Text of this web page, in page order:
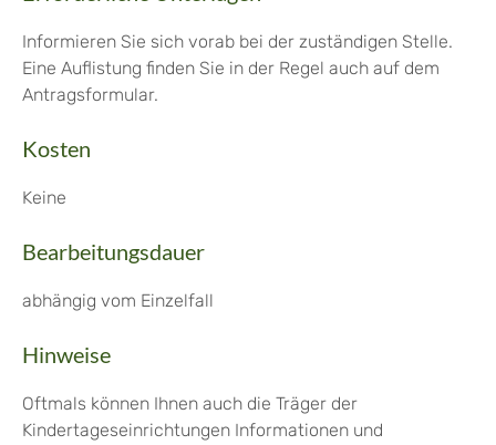
Informieren Sie sich vorab bei der zuständigen Stelle.
Eine Auflistung finden Sie in der Regel auch auf dem
Antragsformular.
Kosten
Keine
Bearbeitungsdauer
abhängig vom Einzelfall
Hinweise
Oftmals können Ihnen auch die Träger der
Kindertageseinrichtungen Informationen und